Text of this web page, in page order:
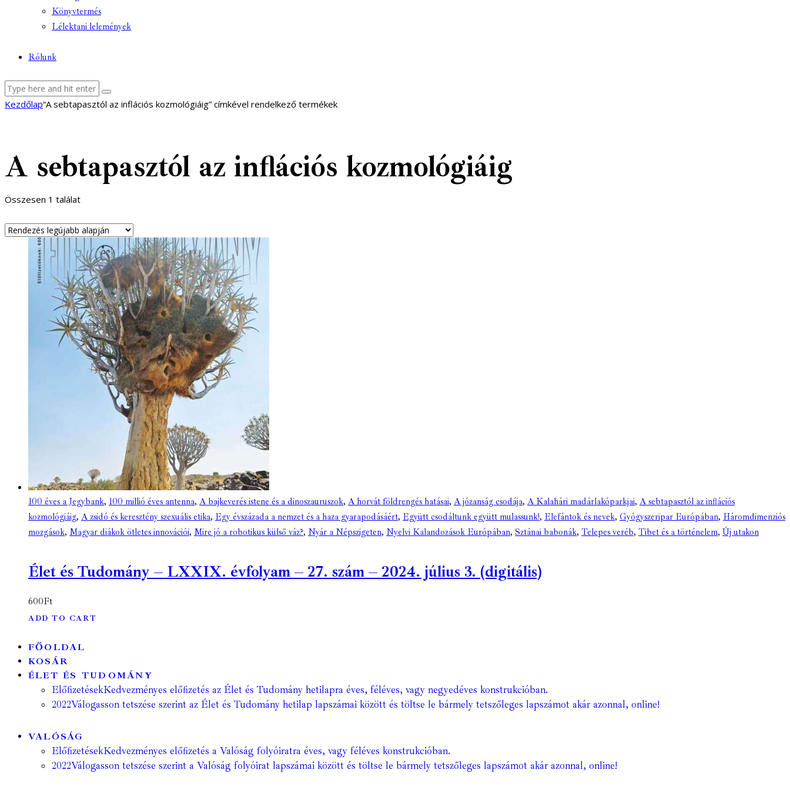
Könyvtermés
Lélektani lelemények
Rólunk
facebook-
youtube-
email
Kezdőlap“A sebtapasztól az inflációs kozmológiáig” címkével rendelkező termékek
A sebtapasztól az inflációs kozmológiáig
Összesen 1 találat
100 éves a Jegybank, 100 millió éves antenna, A bajkeverés istene és a dinoszauruszok, A horvát földrengés hatásai, A józanság csodája, A Kalahári madárlakóparkjai, A sebtapasztól az inflációs
kozmológiáig, A zsidó és keresztény szexuális etika, Egy évszázada a nemzet és a haza gyarapodásáért, Együtt csodáltunk együtt mulassunk!, Elefántok és nevek, Gyógyszeripar Európában, Háromdimenziós
mozgások, Magyar diákok ötletes innovációi, Mire jó a robotikus külső váz?, Nyár a Népszigeten, Nyelvi Kalandozások Európában, Sztánai babonák, Telepes veréb, Tibet és a történelem, Új utakon
Élet és Tudomány – LXXIX. évfolyam – 27. szám – 2024. július 3. (digitális)
600Ft
ADD TO CART
FŐOLDAL
KOSÁR
ÉLET ÉS TUDOMÁNY
ElőfizetésekKedvezményes előfizetés az Élet és Tudomány hetilapra éves, féléves, vagy negyedéves konstrukcióban.
2022Válogasson tetszése szerint az Élet és Tudomány hetilap lapszámai között és töltse le bármely tetszőleges lapszámot akár azonnal, online!
VALÓSÁG
ElőfizetésekKedvezményes előfizetés a Valóság folyóiratra éves, vagy féléves konstrukcióban.
2022Válogasson tetszése szerint a Valóság folyóirat lapszámai között és töltse le bármely tetszőleges lapszámot akár azonnal, online!